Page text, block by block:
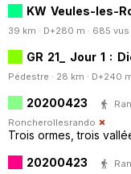
KW Veules-les-
39 km · D+280 m · 685 vus
GR 21_ Jour 1 :
Pédestre · 28 km · D+240
20200423
Roncherollesrando
Trois ormes, trois
20200423